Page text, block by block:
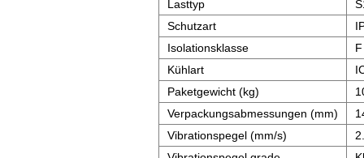
Lasttyp
Schutzart
Isolationsklasse
F
Kühlart
Paketgewicht (kg)
Verpackungsabmessungen (mm)
Vibrationspegel (mm/s)